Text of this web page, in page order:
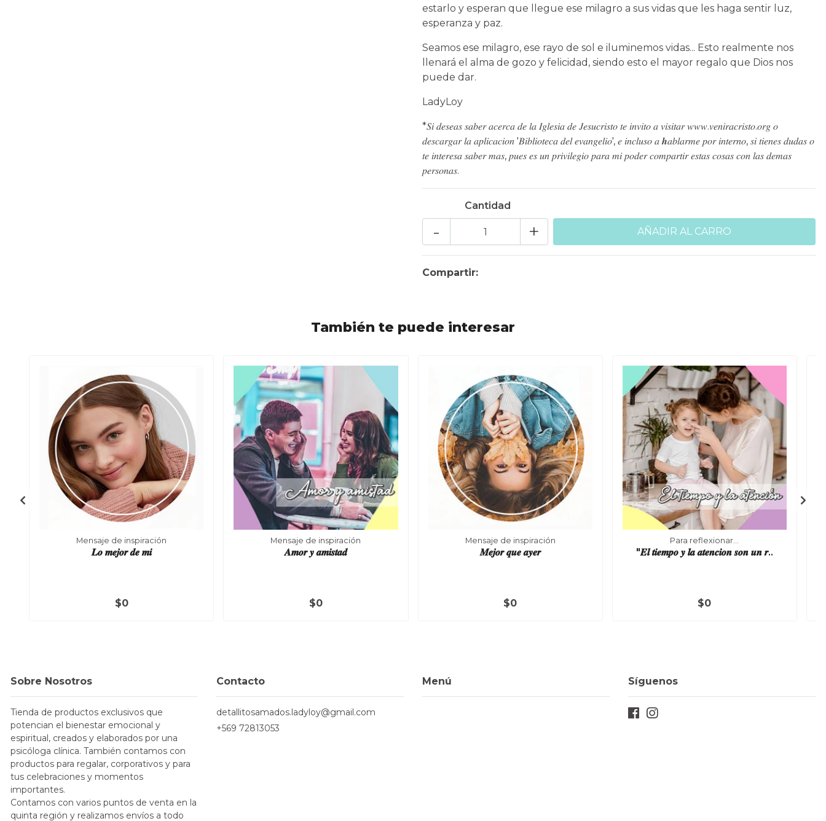
estarlo y esperan que llegue ese milagro a sus vidas que les haga sentir luz,
esperanza y paz.
Seamos ese milagro, ese rayo de sol e iluminemos vidas... Esto realmente nos
llenará el alma de gozo y felicidad, siendo esto el mayor regalo que Dios nos
puede dar.
LadyLoy
*𝑆𝑖 𝑑𝑒𝑠𝑒𝑎𝑠 𝑠𝑎𝑏𝑒𝑟 𝑎𝑐𝑒𝑟𝑐𝑎 𝑑𝑒 𝑙𝑎 𝐼𝑔𝑙𝑒𝑠𝑖𝑎 𝑑𝑒 𝐽𝑒𝑠𝑢𝑐𝑟𝑖𝑠𝑡𝑜 𝑡𝑒 𝑖𝑛𝑣𝑖𝑡𝑜 𝑎 𝑣𝑖𝑠𝑖𝑡𝑎𝑟 𝑤𝑤𝑤.𝑣𝑒𝑛𝑖𝑟𝑎𝑐𝑟𝑖𝑠𝑡𝑜.𝑜𝑟𝑔 𝑜
𝑑𝑒𝑠𝑐𝑎𝑟𝑔𝑎𝑟 𝑙𝑎 𝑎𝑝𝑙𝑖𝑐𝑎𝑐𝑖𝑜𝑛 '𝐵𝑖𝑏𝑙𝑖𝑜𝑡𝑒𝑐𝑎 𝑑𝑒𝑙 𝑒𝑣𝑎𝑛𝑔𝑒𝑙𝑖𝑜', 𝑒 𝑖𝑛𝑐𝑙𝑢𝑠𝑜 𝑎 𝒉𝑎𝑏𝑙𝑎𝑟𝑚𝑒 𝑝𝑜𝑟 𝑖𝑛𝑡𝑒𝑟𝑛𝑜, 𝑠𝑖 𝑡𝑖𝑒𝑛𝑒𝑠 𝑑𝑢𝑑𝑎𝑠 𝑜
𝑡𝑒 𝑖𝑛𝑡𝑒𝑟𝑒𝑠𝑎 𝑠𝑎𝑏𝑒𝑟 𝑚𝑎𝑠, 𝑝𝑢𝑒𝑠 𝑒𝑠 𝑢𝑛 𝑝𝑟𝑖𝑣𝑖𝑙𝑒𝑔𝑖𝑜 𝑝𝑎𝑟𝑎 𝑚𝑖 𝑝𝑜𝑑𝑒𝑟 𝑐𝑜𝑚𝑝𝑎𝑟𝑡𝑖𝑟 𝑒𝑠𝑡𝑎𝑠 𝑐𝑜𝑠𝑎𝑠 𝑐𝑜𝑛 𝑙𝑎𝑠 𝑑𝑒𝑚𝑎𝑠
𝑝𝑒𝑟𝑠𝑜𝑛𝑎𝑠.
Cantidad
+
-
Compartir:
También te puede interesar
Mensaje de inspiración
𝑳𝒐 𝒎𝒆𝒋𝒐𝒓 𝒅𝒆 𝒎𝒊
$0
Mensaje de inspiración
𝑨𝒎𝒐𝒓 𝒚 𝒂𝒎𝒊𝒔𝒕𝒂𝒅
$0
Mensaje de inspiración
𝑴𝒆𝒋𝒐𝒓 𝒒𝒖𝒆 𝒂𝒚𝒆𝒓
$0
Para reflexionar...
"𝑬𝒍 𝒕𝒊𝒆𝒎𝒑𝒐 𝒚 𝒍𝒂 𝒂𝒕𝒆𝒏𝒄𝒊𝒐𝒏 𝒔𝒐𝒏 𝒖𝒏 𝒓..
$0
Sobre Nosotros
Tienda de productos exclusivos que
potencian el bienestar emocional y
espiritual, creados y elaborados por una
psicóloga clínica. También contamos con
productos para regalar, corporativos y para
tus celebraciones y momentos
importantes.
Contamos con varios puntos de venta en la
quinta región y realizamos envíos a todo
Contacto
detallitosamados.ladyloy@gmail.com
+569 72813053
Menú Síguenos